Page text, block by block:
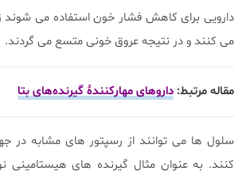
دارویی برای کاهش فشار خون استفاده می شوند
می کنند و در نتیجه عروق خونی متسع می گردند.
مقاله مرتبط: داروهای مهارکنندۀ گیرنده‌های بتا
سلول ها می توانند از رسپتور های مشابه در